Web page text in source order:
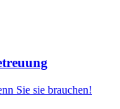
Sie sie brauchen!